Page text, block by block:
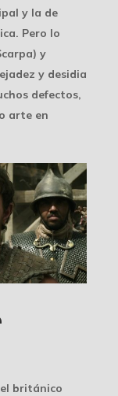
y la de
Pero lo
y
y desidia
defectos,
arte en
británico